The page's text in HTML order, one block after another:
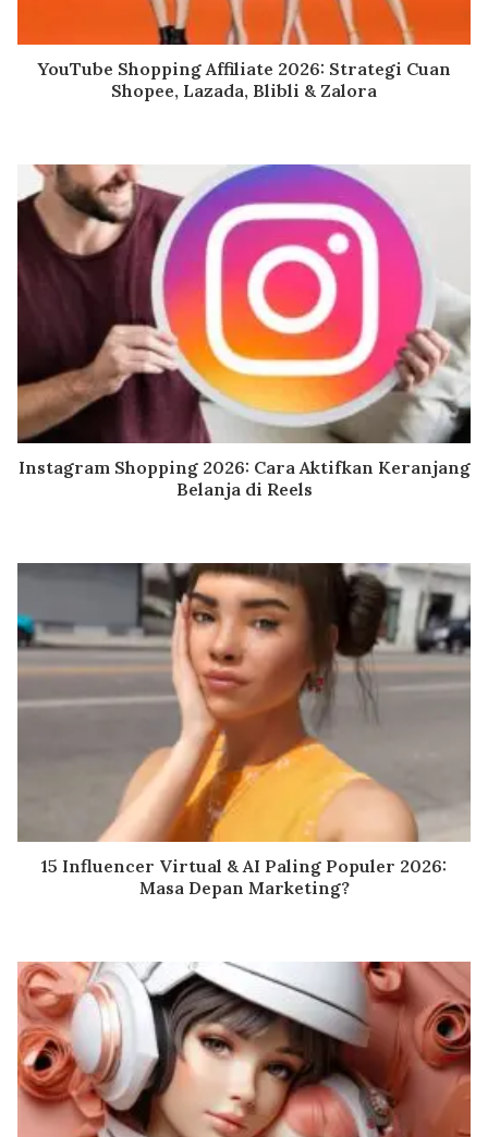
YouTube Shopping Affiliate 2026: Strategi Cuan
Shopee, Lazada, Blibli & Zalora
Instagram Shopping 2026: Cara Aktifkan Keranjang
Belanja di Reels
15 Influencer Virtual & AI Paling Populer 2026:
Masa Depan Marketing?